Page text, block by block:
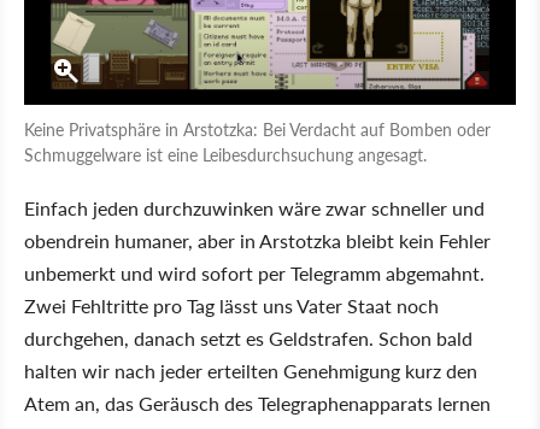
Keine Privatsphäre in Arstotzka: Bei Verdacht auf Bomben oder
Schmuggelware ist eine Leibesdurchsuchung angesagt.
Einfach jeden durchzuwinken wäre zwar schneller und
obendrein humaner, aber in Arstotzka bleibt kein Fehler
unbemerkt und wird sofort per Telegramm abgemahnt.
Zwei Fehltritte pro Tag lässt uns Vater Staat noch
durchgehen, danach setzt es Geldstrafen. Schon bald
halten wir nach jeder erteilten Genehmigung kurz den
Atem an, das Geräusch des Telegraphenapparats lernen